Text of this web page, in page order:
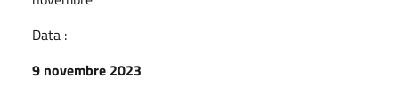
Data :
9 novembre 2023